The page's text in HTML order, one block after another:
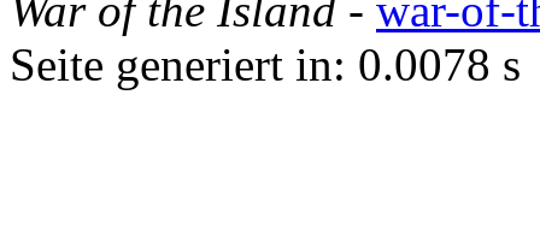
War of the Island - war-of-
Seite generiert in: 0.0078 s